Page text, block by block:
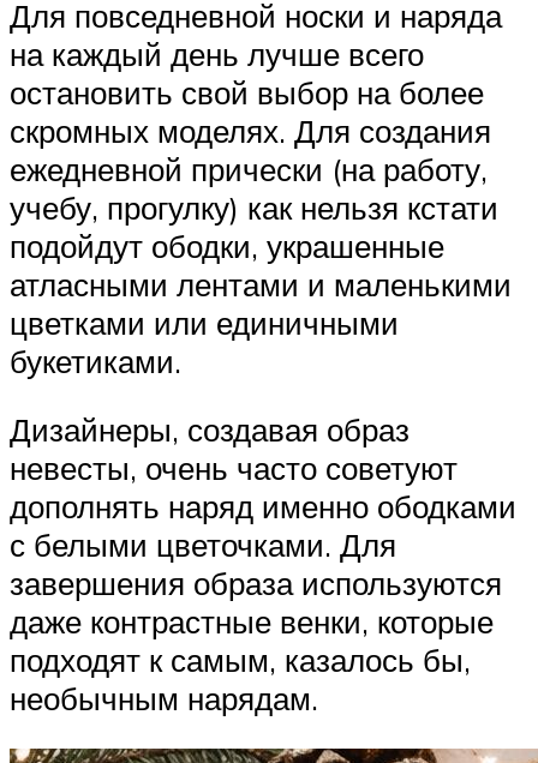
Для повседневной носки и наряда
на каждый день лучше всего
остановить свой выбор на более
скромных моделях. Для создания
ежедневной прически (на работу,
учебу, прогулку) как нельзя кстати
подойдут ободки, украшенные
атласными лентами и маленькими
цветками или единичными
букетиками.
Дизайнеры, создавая образ
невесты, очень часто советуют
дополнять наряд именно ободками
с белыми цветочками. Для
завершения образа используются
даже контрастные венки, которые
подходят к самым, казалось бы,
необычным нарядам.